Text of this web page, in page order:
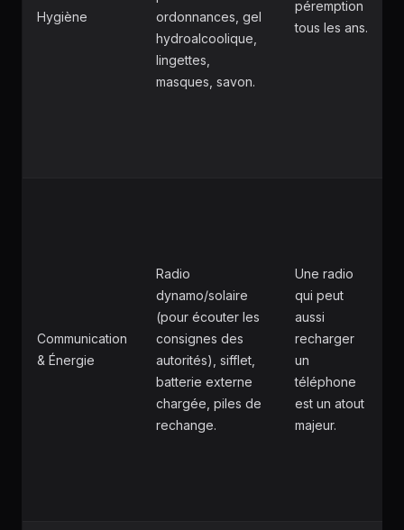
Hygiène
ordonnances, gel
hydroalcoolique,
lingettes,
masques, savon.
péremption
tous les ans.
Communication
& Énergie
Radio
dynamo/solaire
(pour écouter les
consignes des
autorités), sifflet,
batterie externe
chargée, piles de
rechange.
Une radio
qui peut
aussi
recharger
un
téléphone
est un atout
majeur.